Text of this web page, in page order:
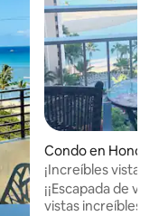
Condo en
¡Increíbles vistas
¡¡Escapada de
vistas increíbles